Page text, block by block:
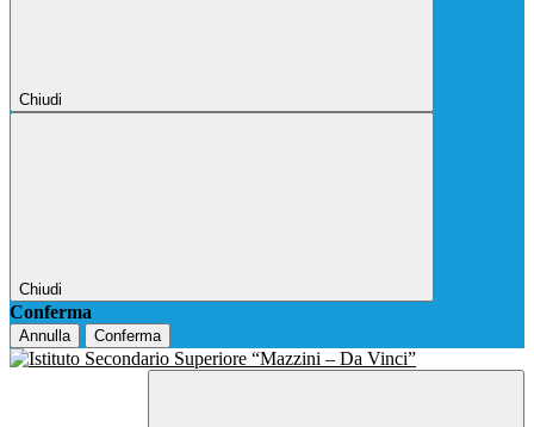
Chiudi
Chiudi
Conferma
Annulla Conferma